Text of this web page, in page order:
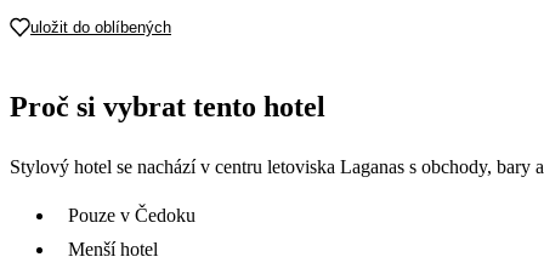
uložit do oblíbených
Proč si vybrat tento hotel
Stylový hotel se nachází v centru letoviska Laganas s obchody, bary
Pouze v Čedoku
Menší hotel